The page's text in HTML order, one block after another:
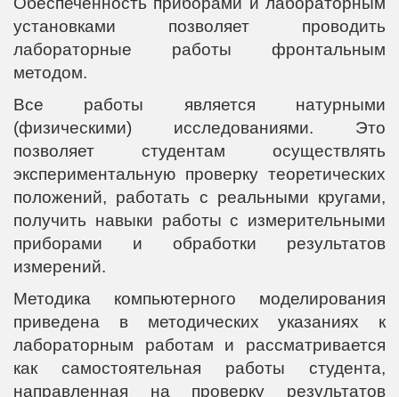
установками позволяет проводить
лабораторные работы фронтальным
методом.
Все работы является натурными
(физическими) исследованиями. Это
позволяет студентам осуществлять
экспериментальную проверку теоретических
положений, работать с реальными кругами,
получить навыки работы с измерительными
приборами и обработки результатов
измерений.
Методика компьютерного моделирования
приведена в методических указаниях к
лабораторным работам и рассматривается
как самостоятельная работы студента,
направленная на проверку результатов